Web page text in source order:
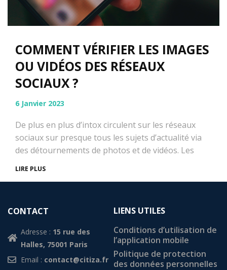
COMMENT VÉRIFIER LES IMAGES
OU VIDÉOS DES RÉSEAUX
SOCIAUX ?
6 Janvier 2023
De plus en plus d’intox circulent sur les réseaux
sociaux sur presque tous les sujets d’actualité via
des détournements de photos et de vidéos. Les
LIRE PLUS
CONTACT
Adresse : 15 rue des
Halles, 75001 Paris
Email : contact@citiza.fr
LIENS UTILES
Conditions d’utilisation de
l’application mobile
Politique de protection
des données personnelles